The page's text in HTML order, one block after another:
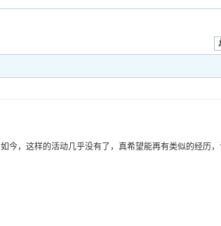
今，这样的活动几乎没有了，真希望能再有类似的经历，